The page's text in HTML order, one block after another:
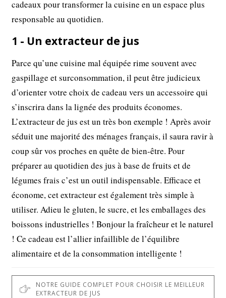
cadeaux pour transformer la cuisine en un espace plus
responsable au quotidien.
1 - Un extracteur de jus
Parce qu’une cuisine mal équipée rime souvent avec
gaspillage et surconsommation, il peut être judicieux
d’orienter votre choix de cadeau vers un accessoire qui
s’inscrira dans la lignée des produits économes.
L’extracteur de jus est un très bon exemple ! Après avoir
séduit une majorité des ménages français, il saura ravir à
coup sûr vos proches en quête de bien-être. Pour
préparer au quotidien des jus à base de fruits et de
légumes frais c’est un outil indispensable. Efficace et
économe, cet extracteur est également très simple à
utiliser. Adieu le gluten, le sucre, et les emballages des
boissons industrielles ! Bonjour la fraîcheur et le naturel
! Ce cadeau est l’allier infaillible de l’équilibre
alimentaire et de la consommation intelligente !
NOTRE GUIDE COMPLET POUR CHOISIR LE MEILLEUR
EXTRACTEUR DE JUS